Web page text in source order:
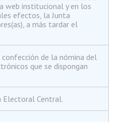
web institucional y en los
efectos, la Junta
a más tardar el
de la nómina del
que se dispongan
Electoral Central.